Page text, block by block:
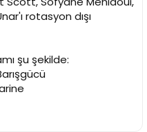
rotasyon dışı
şu şekilde: